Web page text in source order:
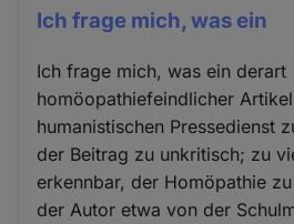
Ich frage mich, was ein
Ich frage mich, was ein derart
homöopathiefeindlicher
humanistischen Pressedienst
der Beitrag zu unkritisch; zu
erkennbar, der Homöpathie
der Autor etwa von der